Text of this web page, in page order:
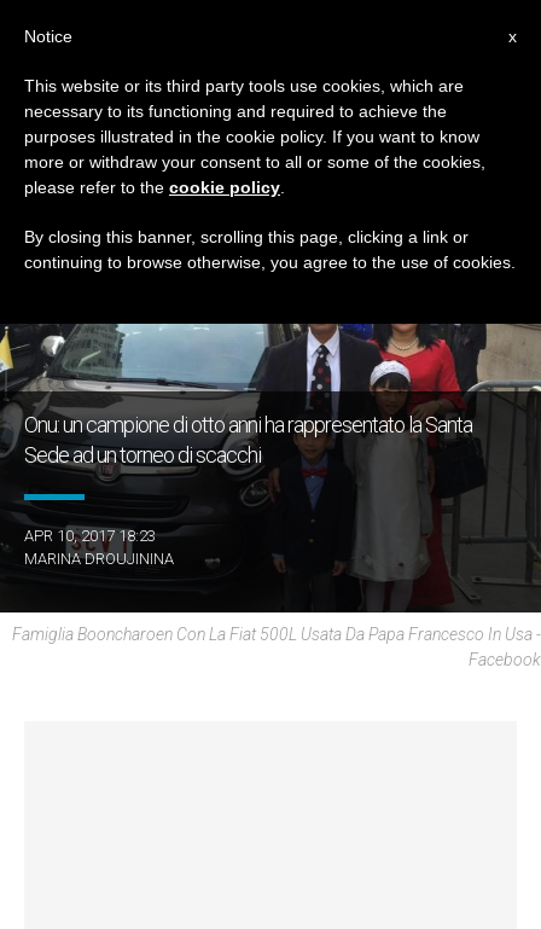
TAG
Posts Tagged ‘scacchi’
ULTIME NOTIZIE
Onu: un campione di otto anni ha rappresentato la Santa
Sede ad un torneo di scacchi
APR 10, 2017 18:23
MARINA DROUJININA
Famiglia Booncharoen Con La Fiat 500L Usata Da Papa Francesco In Usa -
Facebook
x
Notice
This website or its third party tools use cookies, which are
necessary to its functioning and required to achieve the
purposes illustrated in the cookie policy. If you want to know
more or withdraw your consent to all or some of the cookies,
please refer to the cookie policy
By closing this banner, scrolling this page, clicking a link or
continuing to browse otherwise, you agree to the use of cookies.